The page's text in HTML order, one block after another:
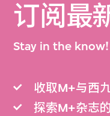
订阅最
Stay in the know!
收取M+与西
探索M+杂志